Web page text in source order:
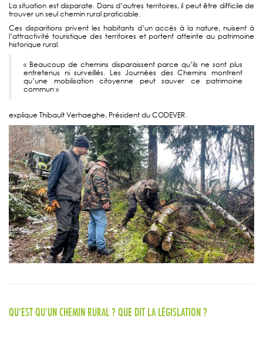
La situation est disparate. Dans d’autres territoires, il peut être difficile de
trouver un seul chemin rural praticable.
Ces disparitions privent les habitants d’un accès à la nature, nuisent à
l’attractivité touristique des territoires et portent atteinte au patrimoine
historique rural.
« Beaucoup de chemins disparaissent parce qu’ils ne sont plus
entretenus ni surveillés. Les Journées des Chemins montrent
qu’une mobilisation citoyenne peut sauver ce patrimoine
commun »
explique Thibault Verhaeghe, Président du CODEVER.
QU’EST QU’UN CHEMIN RURAL ? QUE DIT LA LÉGISLATION ?